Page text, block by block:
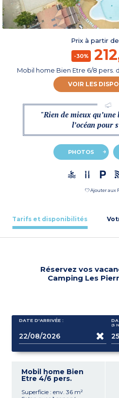
Prix à partir
-30%
Mobil home Bien Etre 6/8 pers.
VOIR LES
"Rien de mieux
l’océan pour
PHOTOS
Ajouter aux
Tarifs et disponibilités
Réservez vos
Camping Les
DATE D'ARRIVÉE :
(3
Mobil home Bien
Etre 4/6 pers.
Superficie : env. 36 m²